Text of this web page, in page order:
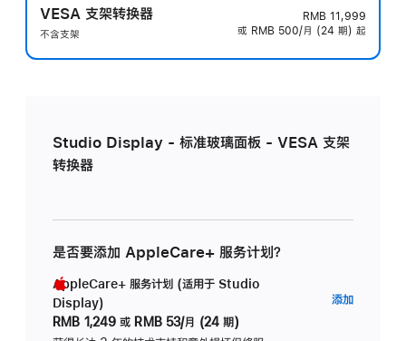
VESA 支架转换器
不含支架
RMB 11,999
或 RMB 500/月 (24 期) 起
Studio Display - 标准玻璃面板 - VESA 支架
转换器
是否要添加 AppleCare+ 服务计划？
AppleCare+ 服务计划 (适用于 Studio
Display)
RMB 1,249 或 RMB 53/月 (24 期)
添加